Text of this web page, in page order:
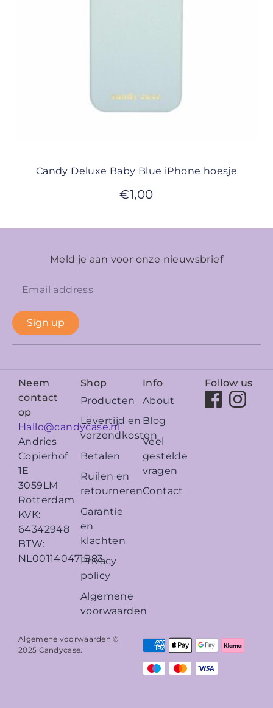
Candy Deluxe Baby Blue iPhone hoesje
€1,00
Meld je aan voor onze nieuwsbrief
Sign up
Neem
contact
op
Hallo@candycase.nl
Andries
Copierhof
1E
3059LM
Rotterdam
KVK:
64342948
BTW:
NL001140471B83
Shop
Producten
Levertijd en
verzendkosten
Betalen
Ruilen en
retourneren
Garantie
en
klachten
Privacy
policy
Algemene
voorwaarden
Info
About
Blog
Veel
gestelde
vragen
Contact
Follow us
Algemene voorwaarden ©
2025 Candycase